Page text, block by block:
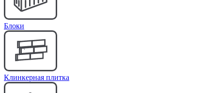
Блоки
Клинкерная плитка